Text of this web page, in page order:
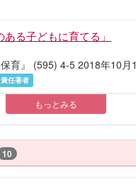
ある子どもに育てる」
保育』 (595) 4-5 2018年10月1
責任著者
もっとみる
10